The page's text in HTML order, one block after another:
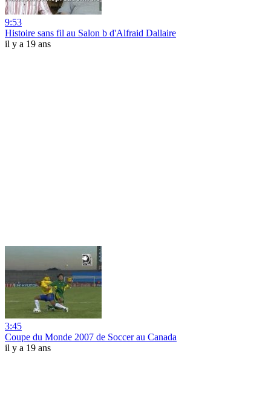
9:53
Histoire sans fil au Salon b d'Alfraid Dallaire
il y a 19 ans
3:45
Coupe du Monde 2007 de Soccer au Canada
il y a 19 ans